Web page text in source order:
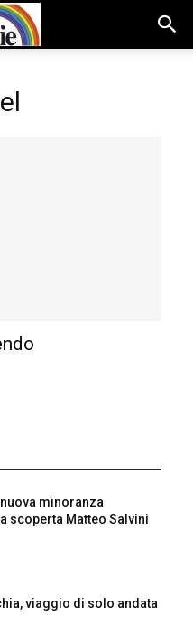
nuova minoranza
scoperta Matteo Salvini
viaggio di solo andata